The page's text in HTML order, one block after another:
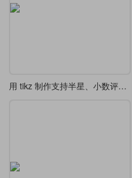
用 tikz 制作支持半星、小数评分显示的星级评分